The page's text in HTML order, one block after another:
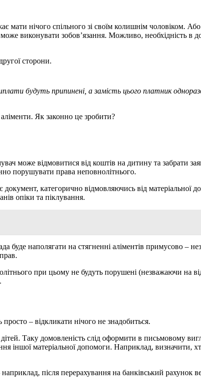
мати нічого спільного зі своїм колишнім чоловіком.
виконувати зобов’язання. Можливо, необхідність в
сторони.
будуть припинені, а замість цього платник
аліменти. Як законно це зробити?
може відмовитися від коштів на дитину та забрати
порушувати права неповнолітнього.
категорично відмовляючись від
опіки та піклування.
наполягати на стягненні аліментів примусово –
при цьому не будуть порушені (незважаючи на
– відкликати нічого не знадобиться.
Таку домовленість слід оформити в письмовому
іншої матеріальної допомоги. Наприклад, визначити,
після перерахування на банківський рахунок